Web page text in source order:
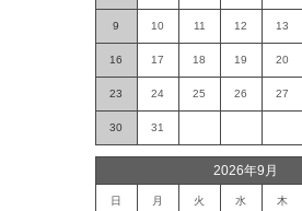
9 10 11 12 13
16 17 18 19 20
23 24 25 26 27
30 31
2026年9月
日 月 火 水 木